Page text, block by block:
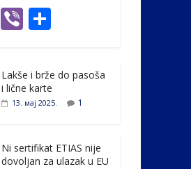
Li
e
dI
Vi
er ar
e
Lakše i brže do pasoša
i lične karte
13. мај 2025. 1
Ni sertifikat ETIAS nije
dovoljan za ulazak u EU